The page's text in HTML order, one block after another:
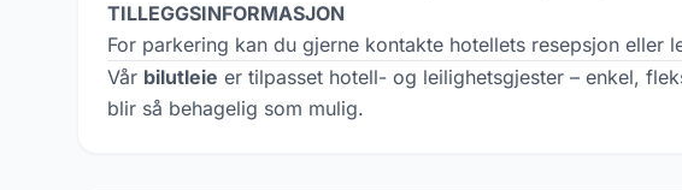
TILLEGGSINFORMASJON
For parkering kan du gjerne kontakte hotellets resepsjon eller
Vår bilutleie er tilpasset hotell- og leilighetsgjester – enkel,
blir så behagelig som mulig.